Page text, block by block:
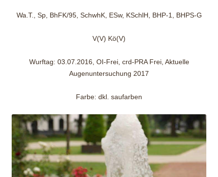
Wa.T., Sp, BhFK/95, SchwhK, ESw, KSchlH, BHP-1, BHPS-G
V(V) Kö(V)
Wurftag: 03.07.2016, OI-Frei, crd-PRA Frei, Aktuelle
Augenuntersuchung 2017
Farbe: dkl. saufarben